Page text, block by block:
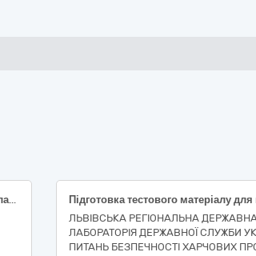
Послуги з розробки норм виконання водолазних робіт
ЛЬВІВСЬКА РЕГІОНАЛЬНА
ЛАБОРАТОРІЯ ДЕРЖАВНОЇ СЛУЖБИ
ПИТАНЬ БЕЗПЕЧНОСТІ ХАРЧОВИХ